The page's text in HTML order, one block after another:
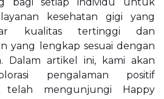
kesehatan gigi yang
kualitas tertinggi dan
yang lengkap sesuai dengan
Dalam artikel ini, kami akan
pengalaman positif
telah mengunjungi Happy